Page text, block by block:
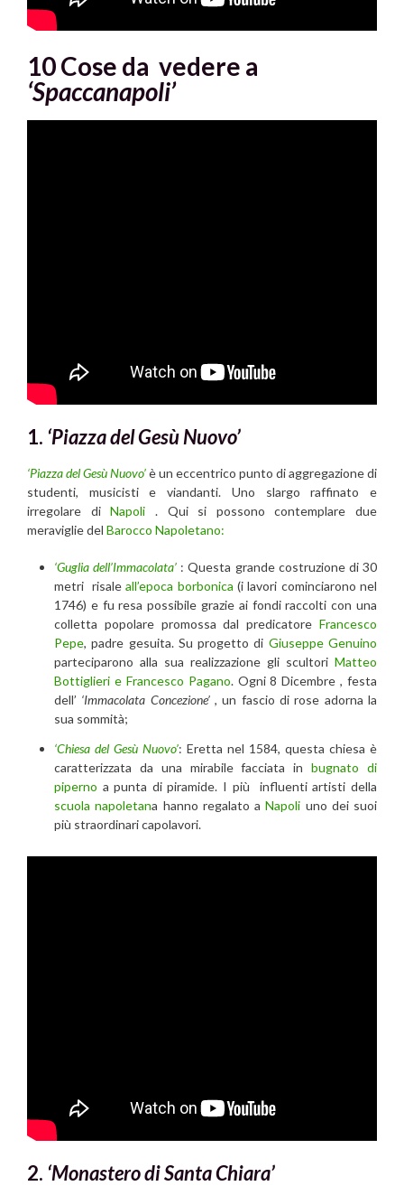
10 Cose da vedere a
‘Spaccanapoli’
1. ‘Piazza del Gesù Nuovo’
‘Piazza del Gesù Nuovo’è un eccentrico punto di aggregazione di
studenti, musicisti e viandanti. Uno slargo raffinato e
irregolare diNapoli . Qui si possono contemplare due
meraviglie del Barocco Napoletano:
‘Guglia dell’Immacolata’ : Questa grande costruzione di 30
metri risaleall’epoca borbonica (i lavori cominciarono nel
1746) e fu resa possibile grazie ai fondi raccolti con una
colletta popolare promossa dal predicatore Francesco
Pepe, padre gesuita. Su progetto di Giuseppe Genuino
parteciparono alla sua realizzazione gli scultori Matteo
Bottiglieri e Francesco Pagano. Ogni 8 Dicembre , festa
dell’ ‘Immacolata Concezione’, un fascio di rose adorna la
sua sommità;
‘Chiesa del Gesù Nuovo’: Eretta nel 1584, questa chiesa è
caratterizzata da una mirabile facciata inbugnato di
piperno a punta di piramide. I più influenti artisti della
scuola napoletana hanno regalato aNapoli uno dei suoi
più straordinari capolavori.
2. ‘Monastero di Santa Chiara’